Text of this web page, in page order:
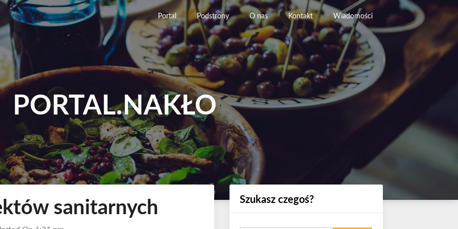
Portal Podstrony O nas Kontakt Wiadomości
PORTAL.NAKŁO
sanitarnych Szukasz czegoś?